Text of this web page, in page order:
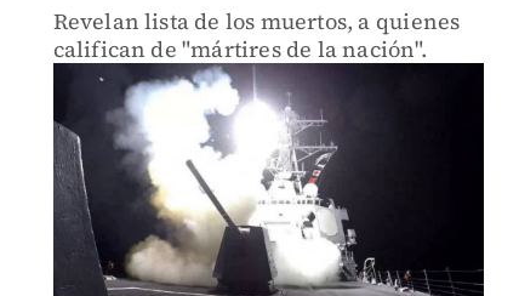
Revelan lista de los muertos, a quienes
califican de "mártires de la nación".